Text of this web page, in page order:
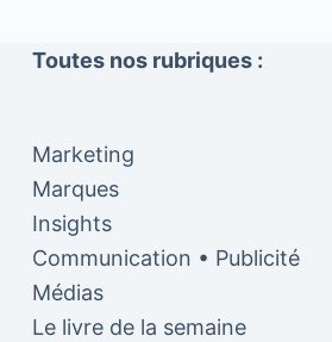
Toutes nos rubriques :
Marketing
Marques
Insights
Communication • Publicité
Médias
Le livre de la semaine